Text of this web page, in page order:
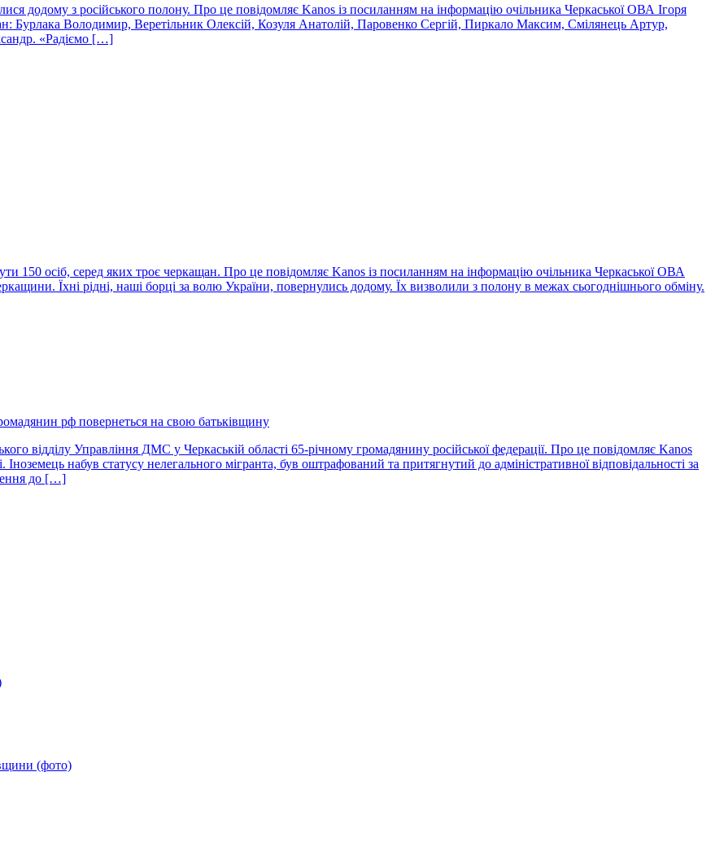
додому з російського полону. Про це повідомляє Kanos із посиланням на інформацію очільника Черкаської ОВА Ігоря
Бурлака Володимир, Веретільник Олексій, Козуля Анатолій, Паровенко Сергій, Пиркало Максим, Смілянець Артур,
«Радіємо […]
150 осіб, серед яких троє черкащан. Про це повідомляє Kanos із посиланням на інформацію очільника Черкаської ОВА
Їхні рідні, наші борці за волю України, повернулись додому. Їх визволили з полону в межах сьогоднішнього обміну.
рф повернеться на свою батьківщину
відділу Управління ДМС у Черкаській області 65-річному громадянину російської федерації. Про це повідомляє Kanos
набув статусу нелегального мігранта, був оштрафований та притягнутий до адміністративної відповідальності за
до […]
(фото)